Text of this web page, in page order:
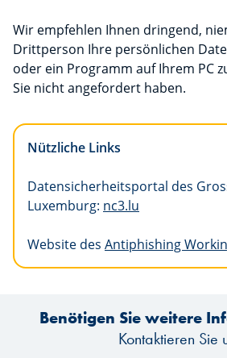
Wir empfehlen Ihnen dringend,
Drittperson Ihre persönlichen
oder ein Programm auf Ihrem PC
Sie nicht angefordert haben.
Nützliche Links
Datensicherheitsportal des
Luxemburg: nc3.lu
Website des Antiphishing
Benötigen Sie weitere
Kontaktieren Sie